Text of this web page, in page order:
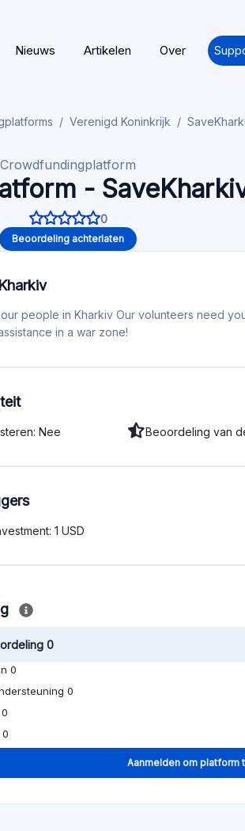
Nieuws Artikelen Over
Verenigd Koninkrijk
Crowdfundingplatform
-
0
Beoordeling achterlaten
people in Kharkiv Our volunteers need
in a war zone!
Nee Beoordeling van
1 USD
0
0
0
Aanmelden om platform